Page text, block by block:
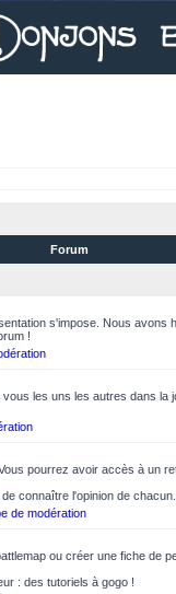
Forum
s'impose. Nous avons
!
les uns les autres dans la
pourrez avoir accès à un
connaître l'opinion de chacun.
de modération
ou créer une fiche de
: des tutoriels à gogo !